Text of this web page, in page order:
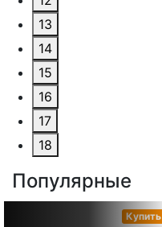
13
14
15
16
17
18
Популярные
Купить